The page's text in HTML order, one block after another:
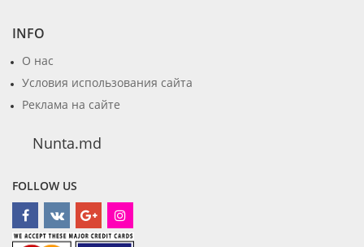
INFO
О нас
Условия использования сайта
Реклама на сайте
Nunta.md
FOLLOW US